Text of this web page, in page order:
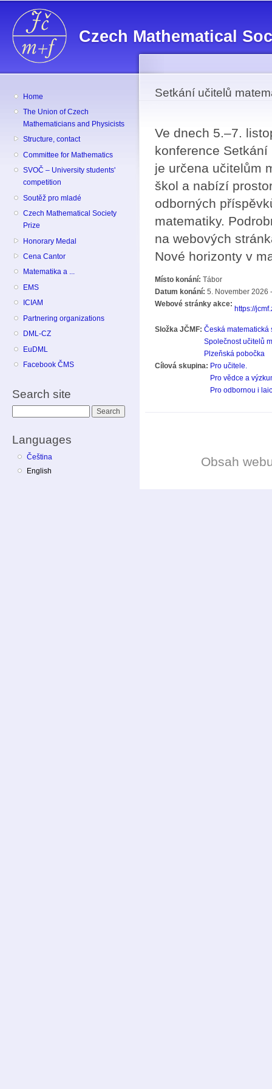
Czech Mathematical
Home
The Union of Czech
Mathematicians and Physicists
Structure, contact
Committee for Mathematics
SVOČ – University students'
competition
Soutěž pro mladé
Czech Mathematical Society
Prize
Honorary Medal
Cena Cantor
Matematika a ...
EMS
ICIAM
Partnering organizations
DML-CZ
EuDML
Facebook ČMS
Search site
Languages
Čeština
English
Setkání učitelů
Ve dnech 5.–7.
konference
je určena učitelům
škol a nabízí
odborných
matematiky.
na webových
Nové horizonty v
Místo konání: Tábor
Datum konání: 5. November 2026
Webové stránky akce:
https://
Složka JČMF: Česká matematická
Společnost učitelů
Plzeňská pobočka
Cílová skupina: Pro učitele.
Pro vědce a
Pro odbornou i
Obsah